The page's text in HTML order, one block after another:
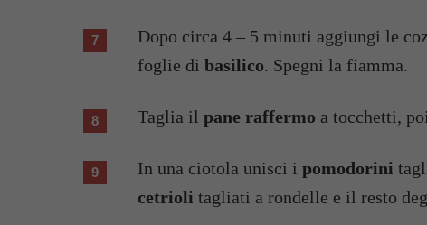
Dopo circa 4 – 5 minuti aggiungi le
foglie di basilico. Spegni la fiamma.
Taglia il pane raffermo a tocchetti,
In una ciotola unisci i pomodorini
cetrioli tagliati a rondelle e il resto